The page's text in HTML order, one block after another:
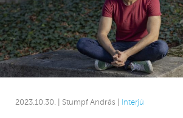
2023.10.30. | Stumpf András | Interjú